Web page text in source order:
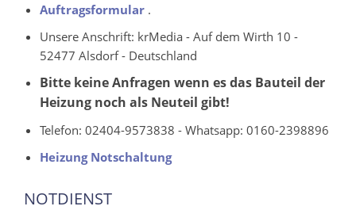
Auftragsformular .
Unsere Anschrift: krMedia - Auf dem Wirth 10 -
52477 Alsdorf - Deutschland
Bitte keine Anfragen wenn es das Bauteil der
Heizung noch als Neuteil gibt!
Telefon: 02404-9573838 - Whatsapp: 0160-2398896
Heizung Notschaltung
NOTDIENST